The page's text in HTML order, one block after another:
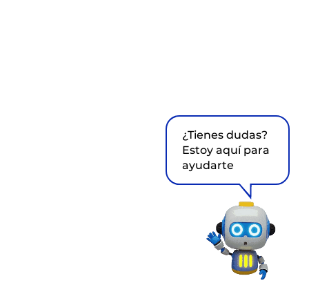
¿Tienes dudas?
Estoy aquí para
ayudarte